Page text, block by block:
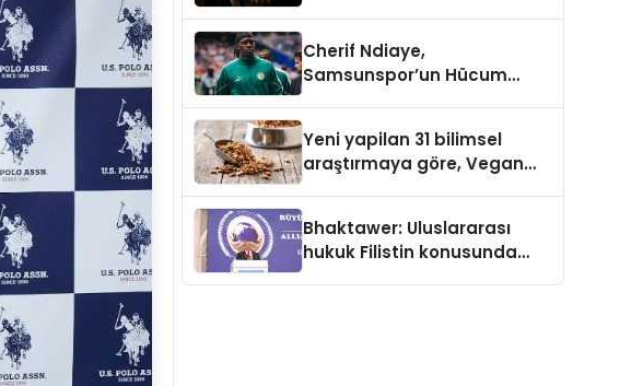
Cherif Ndiaye,
Samsunspor’un Hücum
Yeni yapilan 31 bilimsel
araştırmaya göre, Vegan
Sindirildiğini Ortaya Koydu
Bhaktawer: Uluslararası
hukuk Filistin konusunda